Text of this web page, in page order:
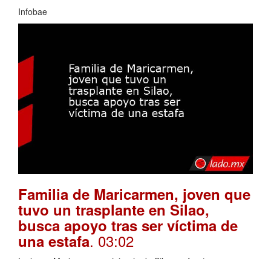
Infobae
Familia de Maricarmen, joven que
tuvo un trasplante en Silao,
busca apoyo tras ser víctima de
una estafa. 03:02